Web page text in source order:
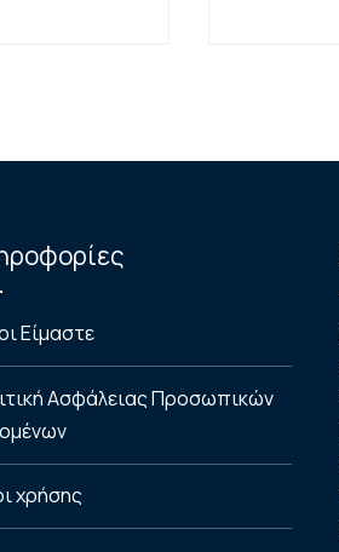
Είμαστε
Ασφάλειας Προσωπικών
χρήσης